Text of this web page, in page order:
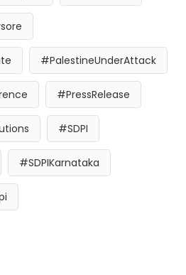
#PalestineUnderAttack
#PressRelease
#SDPI
#SDPIKarnataka